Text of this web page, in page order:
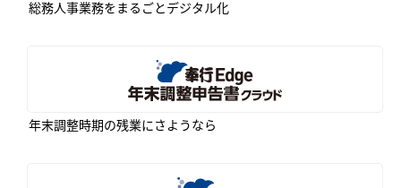
総務人事業務をまるごとデジタル化
年末調整時期の残業にさようなら